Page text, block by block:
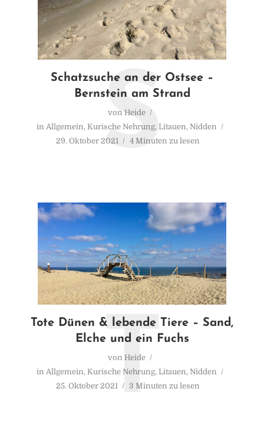
Schatzsuche an der Ostsee –
Bernstein am Strand
von Heide
in Allgemein, Kurische Nehrung, Litauen, Nidden
29. Oktober 2021
4 Minuten zu lesen
S
Tote Dünen & lebende Tiere – Sand,
Elche und ein Fuchs
von Heide
in Allgemein, Kurische Nehrung, Litauen, Nidden
25. Oktober 2021
3 Minuten zu lesen
T